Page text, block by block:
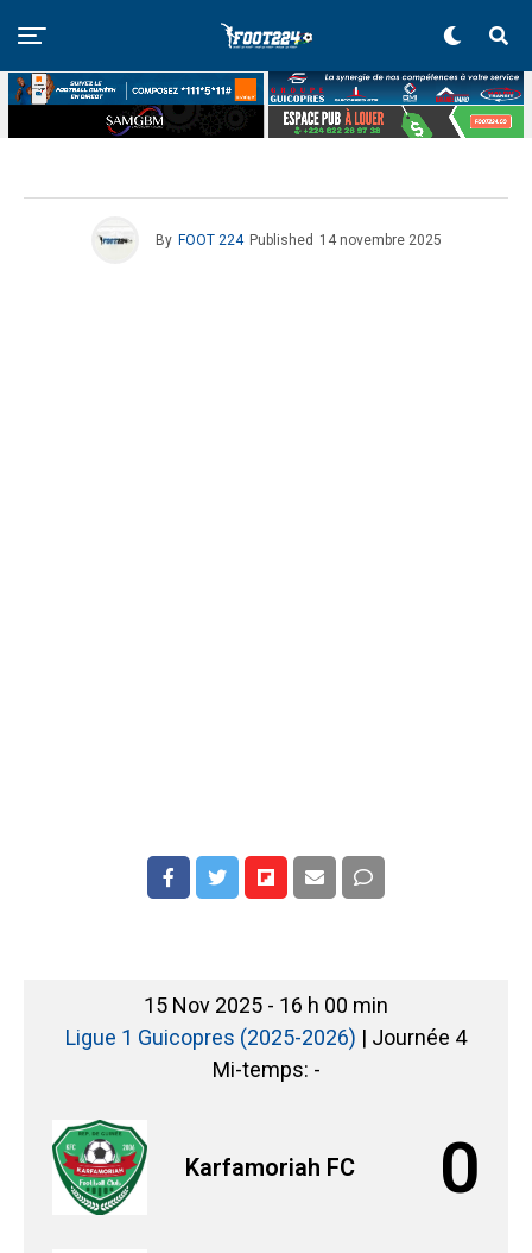
By FOOT 224 Published 14 novembre 2025
15 Nov 2025 - 16 h 00 min
Ligue 1 Guicopres (2025-2026) | Journée 4
Mi-temps: -
Karfamoriah FC 0